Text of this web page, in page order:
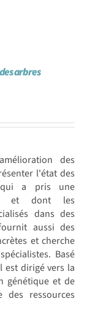
arbres
des
l'état des
qui a pris une
et dont les
dans des
aussi des
et cherche
Basé
est dirigé vers la
génétique et de
ressources